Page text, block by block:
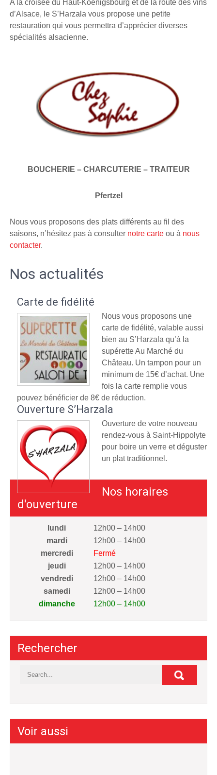
A la croisée du Haut-Koenigsbourg et de la route des vins
d’Alsace, le S’Harzala vous propose une petite
restauration qui vous permettra d’apprécier diverses
spécialités alsacienne.
BOUCHERIE – CHARCUTERIE – TRAITEUR
Pfertzel
Nous vous proposons des plats différents au fil des
saisons, n’hésitez pas à consulter notre carte ou à nous
contacter.
Nos actualités
Carte de fidélité
Nous vous proposons une
carte de fidélité, valable aussi
bien au S’Harzala qu’à la
supérette Au Marché du
Château. Un tampon pour un
minimum de 15€ d’achat. Une
fois la carte remplie vous
pouvez bénéficier de 8€ de réduction.
Ouverture S’Harzala
Ouverture de votre nouveau
rendez-vous à Saint-Hippolyte
pour boire un verre et déguster
un plat traditionnel.
Nos horaires
d'ouverture
lundi
12h00 – 14h00
mardi
12h00 – 14h00
mercredi
Fermé
jeudi
12h00 – 14h00
vendredi
12h00 – 14h00
samedi
12h00 – 14h00
dimanche
12h00 – 14h00
Rechercher
Voir aussi